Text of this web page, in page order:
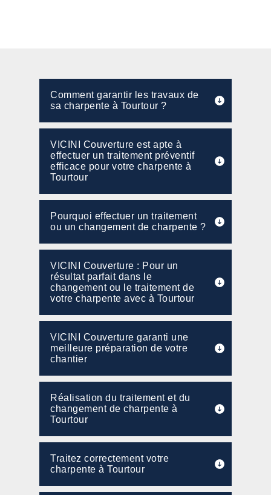
Comment garantir les travaux de
sa charpente à Tourtour ?
VICINI Couverture est apte à
effectuer un traitement préventif
efficace pour votre charpente à
Tourtour
Pourquoi effectuer un traitement
ou un changement de charpente ?
VICINI Couverture : Pour un
résultat parfait dans le
changement ou le traitement de
votre charpente avec à Tourtour
VICINI Couverture garanti une
meilleure préparation de votre
chantier
Réalisation du traitement et du
changement de charpente à
Tourtour
Traitez correctement votre
charpente à Tourtour